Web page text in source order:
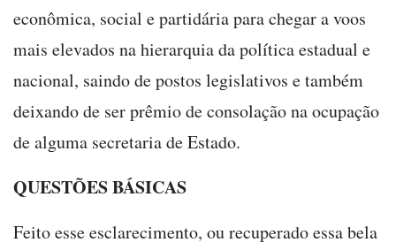
econômica, social e partidária para chegar a voos
mais elevados na hierarquia da política estadual e
nacional, saindo de postos legislativos e também
deixando de ser prêmio de consolação na ocupação
de alguma secretaria de Estado.
QUESTÕES BÁSICAS
Feito esse esclarecimento, ou recuperado essa bela